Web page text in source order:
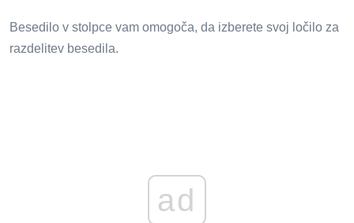
Besedilo v stolpce vam omogoča, da izberete svoj ločilo za
razdelitev besedila.
ad